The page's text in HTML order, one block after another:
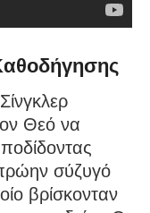
Θεό να
σύζυγό
βρίσκονταν